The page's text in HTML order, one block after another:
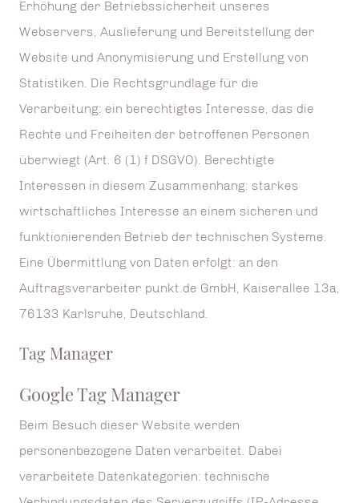
Erhöhung der Betriebssicherheit unseres
Webservers, Auslieferung und Bereitstellung der
Website und Anonymisierung und Erstellung von
Statistiken. Die Rechtsgrundlage für die
Verarbeitung: ein berechtigtes Interesse, das die
Rechte und Freiheiten der betroffenen Personen
überwiegt (Art. 6 (1) f DSGVO). Berechtigte
Interessen in diesem Zusammenhang: starkes
wirtschaftliches Interesse an einem sicheren und
funktionierenden Betrieb der technischen Systeme.
Eine Übermittlung von Daten erfolgt: an den
Auftragsverarbeiter punkt.de GmbH, Kaiserallee 13a,
76133 Karlsruhe, Deutschland.
Tag Manager
Google Tag Manager
Beim Besuch dieser Website werden
personenbezogene Daten verarbeitet. Dabei
verarbeitete Datenkategorien: technische